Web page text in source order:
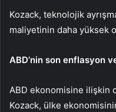
Kozack, teknolojik
maliyetinin daha yüksek
ABD’nin son enflasyon
ABD ekonomisine ilişkin
Kozack, ülke